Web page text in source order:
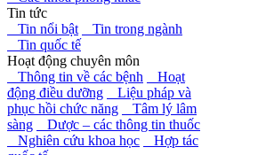
Tin tức
Tin nổi bật
Tin trong ngành
Tin quốc tế
Hoạt động chuyên môn
Thông tin về các bệnh
Hoạt
động điều dưỡng
Liệu pháp và
phục hồi chức năng
Tâm lý lâm
sàng
Dược – các thông tin thuốc
Nghiên cứu khoa học
Hợp tác